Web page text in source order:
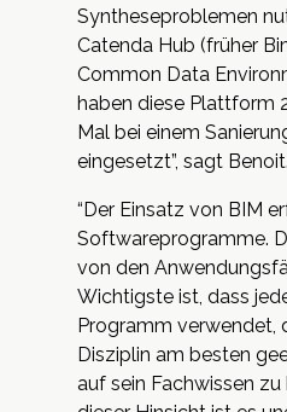
Syntheseproblemen
Catenda Hub (früher
Common Data
haben diese Plattform
Mal bei einem
eingesetzt”, sagt Benoit.
“Der Einsatz von BIM
Softwareprogramme.
von den
Wichtigste ist, dass
Programm verwendet,
Disziplin am besten
auf sein Fachwissen zu